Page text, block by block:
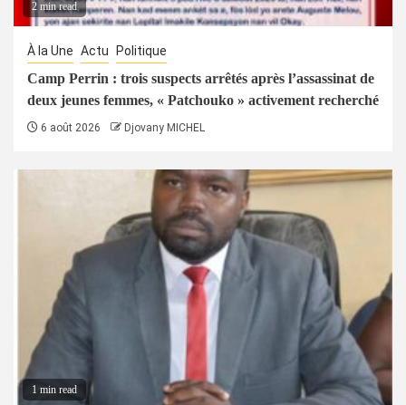
2 min read
À la Une Actu Politique
Camp Perrin : trois suspects arrêtés après l’assassinat de
deux jeunes femmes, « Patchouko » activement recherché
6 août 2026 Djovany MICHEL
1 min read